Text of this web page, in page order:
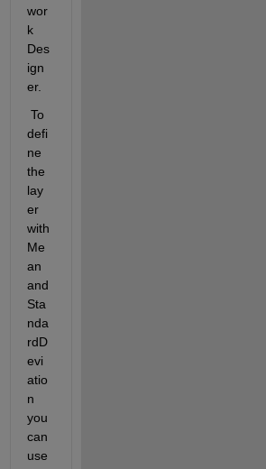
wor
k
Des
ign
er.
To
defi
ne
the
lay
er
with
Me
an
and
Sta
nda
rdD
evi
atio
n
you
can
use